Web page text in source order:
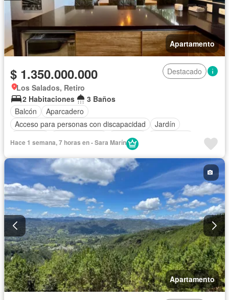
Apartamento
$ 1.350.000.000
Destacado
Los Salados, Retiro
2 Habitaciones
3 Baños
Balcón
Aparcadero
Acceso para personas con discapacidad
Jardín
Ascensor
Seguridad privada
Hace 1 semana, 7 horas en - Sara Marín
Apartamento